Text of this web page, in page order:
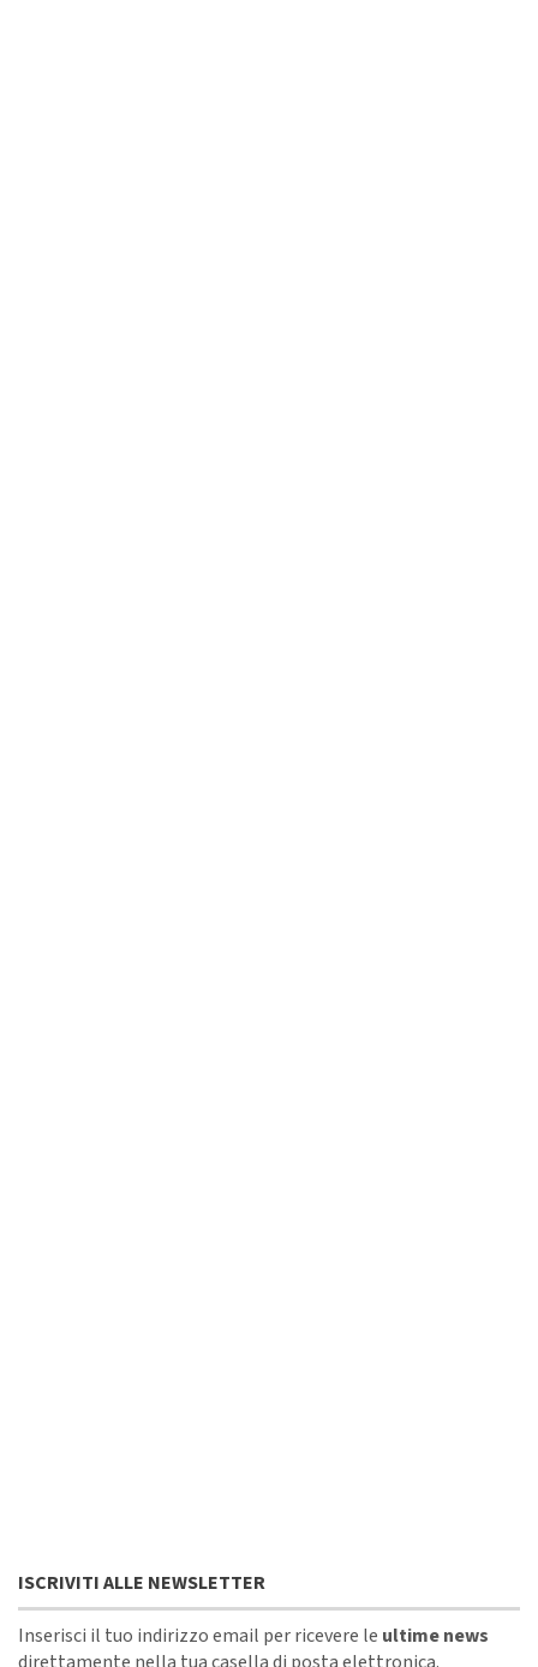
ISCRIVITI ALLE NEWSLETTER
Inserisci il tuo indirizzo email per ricevere le ultime news